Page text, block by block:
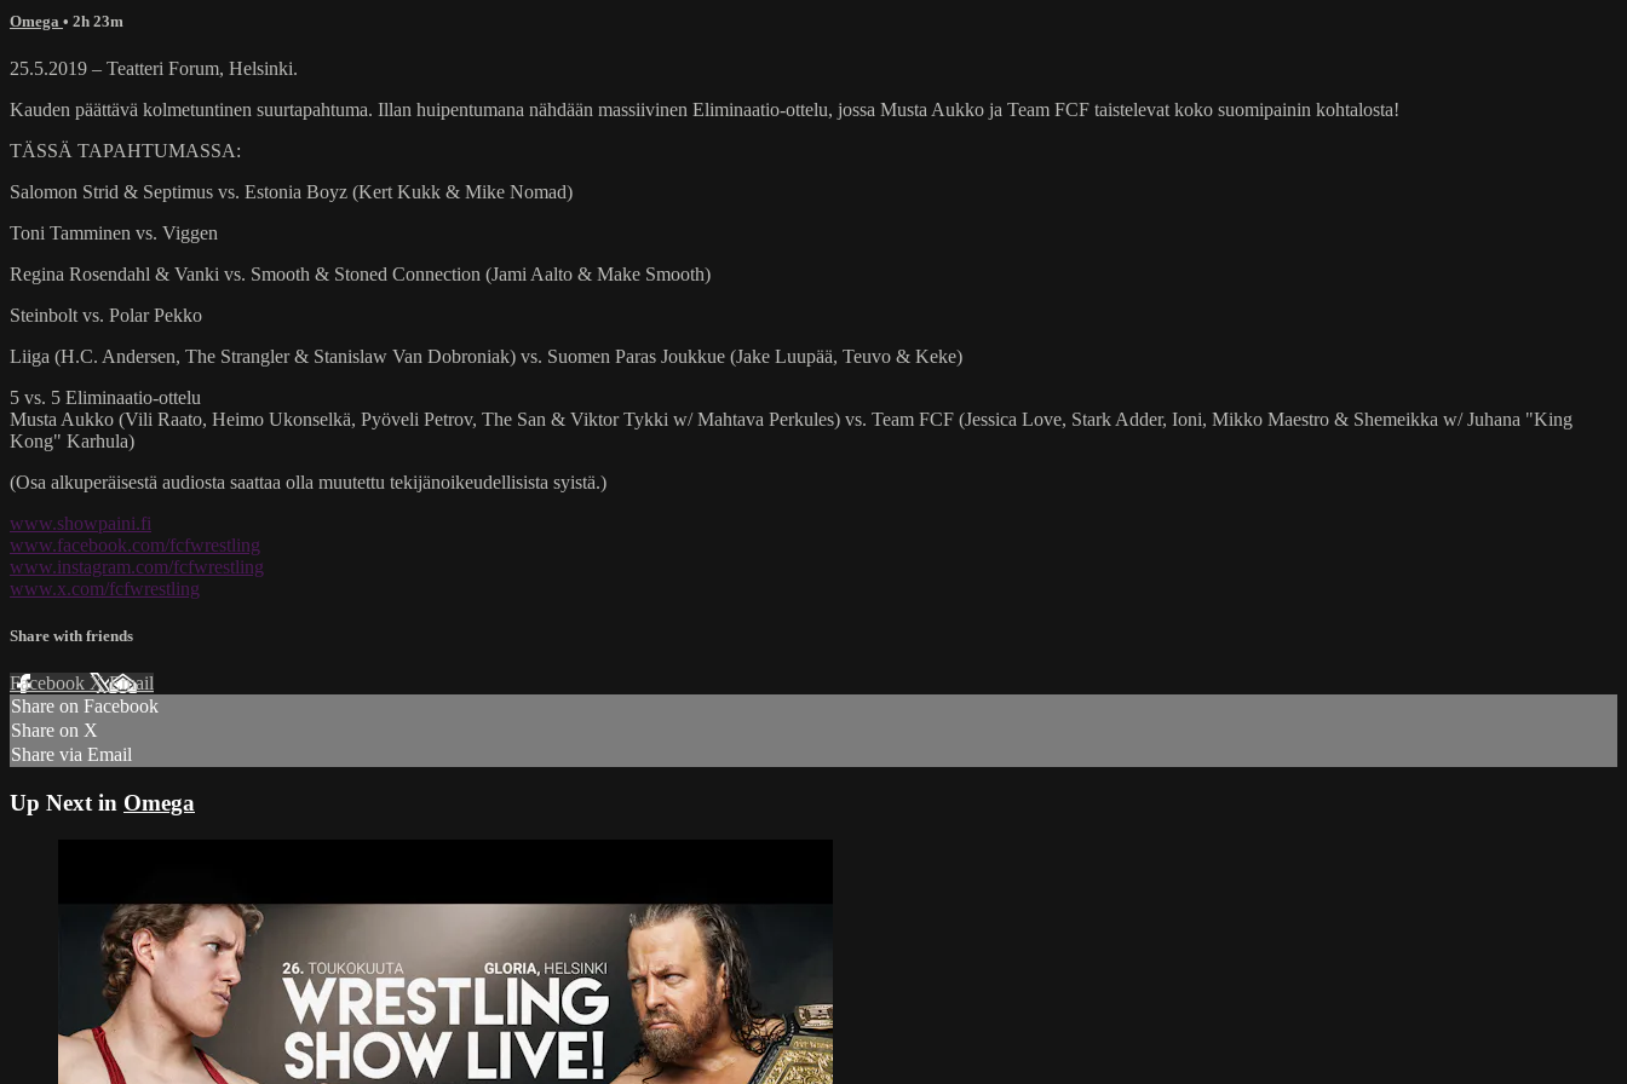
Omega • 2h 23m
25.5.2019 – Teatteri Forum, Helsinki.
Kauden päättävä kolmetuntinen suurtapahtuma. Illan huipentumana nähdään massiivinen Eliminaatio-ottelu, jossa Musta Aukko ja Team FCF taistelevat koko suomipainin kohtalosta!
TÄSSÄ TAPAHTUMASSA:
Salomon Strid & Septimus vs. Estonia Boyz (Kert Kukk & Mike Nomad)
Toni Tamminen vs. Viggen
Regina Rosendahl & Vanki vs. Smooth & Stoned Connection (Jami Aalto & Make Smooth)
Steinbolt vs. Polar Pekko
Liiga (H.C. Andersen, The Strangler & Stanislaw Van Dobroniak) vs. Suomen Paras Joukkue (Jake Luupää, Teuvo & Keke)
5 vs. 5 Eliminaatio-ottelu
Musta Aukko (Vili Raato, Heimo Ukonselkä, Pyöveli Petrov, The San & Viktor Tykki w/ Mahtava Perkules) vs. Team FCF (Jessica Love, Stark Adder, Ioni, Mikko Maestro & Shemeikka w/ Juhana "King
Kong" Karhula)
(Osa alkuperäisestä audiosta saattaa olla muutettu tekijänoikeudellisista syistä.)
www.showpaini.fi
www.facebook.com/fcfwrestling
www.instagram.com/fcfwrestling
www.x.com/fcfwrestling
Share with friends
Facebook XEmail
Share on Facebook
Share on X
Share via Email
Up Next in Omega